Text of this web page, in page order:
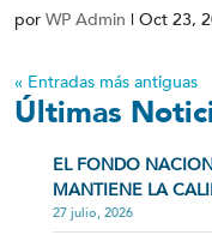
por WP Admin | Oct 23,
« Entradas más antiguas
Últimas
EL FONDO
MANTIENE LA
27 julio, 2026